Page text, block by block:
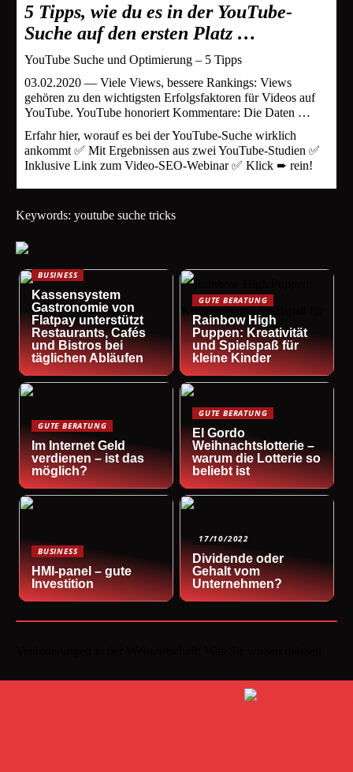
5 Tipps, wie du es in der YouTube-
Suche auf den ersten Platz …
YouTube Suche und Optimierung – 5 Tipps
03.02.2020 — Viele Views, bessere Rankings: Views
gehören zu den wichtigsten Erfolgsfaktoren für Videos auf
YouTube. YouTube honoriert Kommentare: Die Daten …
Erfahr hier, worauf es bei der YouTube-Suche wirklich
ankommt ✅ Mit Ergebnissen aus zwei YouTube-Studien ✅
Inklusive Link zum Video-SEO-Webinar ✅ Klick ➨ rein!
Keywords: youtube suche tricks
BUSINESS
Kassensystem
Gastronomie von
Flatpay unterstützt
Restaurants, Cafés
und Bistros bei
täglichen Abläufen
GUTE BERATUNG
Rainbow High
Puppen: Kreativität
und Spielspaß für
kleine Kinder
GUTE BERATUNG
Im Internet Geld
verdienen – ist das
möglich?
GUTE BERATUNG
El Gordo
Weihnachtslotterie –
warum die Lotterie so
beliebt ist
BUSINESS
HMI-panel – gute
Investition
17/10/2022
Dividende oder
Gehalt vom
Unternehmen?